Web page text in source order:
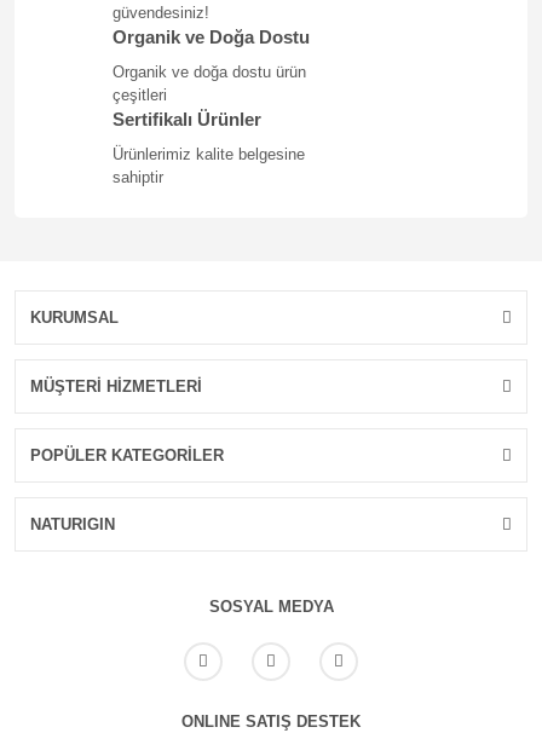
SEPETE EKLE
Colostre Cilt Bakım Kremi 15 gr
Uzay Leke Çıkarıcı Sprey 500
119,00 TL
güvendesiniz!
Organik ve Doğa Dostu
Organik ve doğa dostu ürün
çeşitleri
Sertifikalı Ürünler
Ürünlerimiz kalite belgesine
sahiptir
KURUMSAL
MÜŞTERİ HİZMETLERİ
POPÜLER KATEGORİLER
NATURIGIN
SOSYAL MEDYA
ONLINE SATIŞ DESTEK